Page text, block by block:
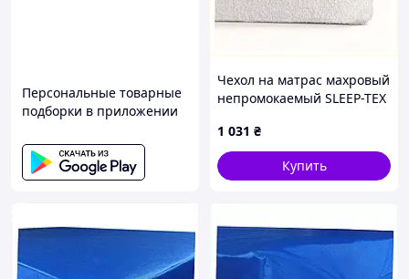
Персональные товарные
подборки в приложении
Чехол на матрас махровый
непромокаемый SLEEP-TEX
BM7822818P
1 031 ₴
Купить